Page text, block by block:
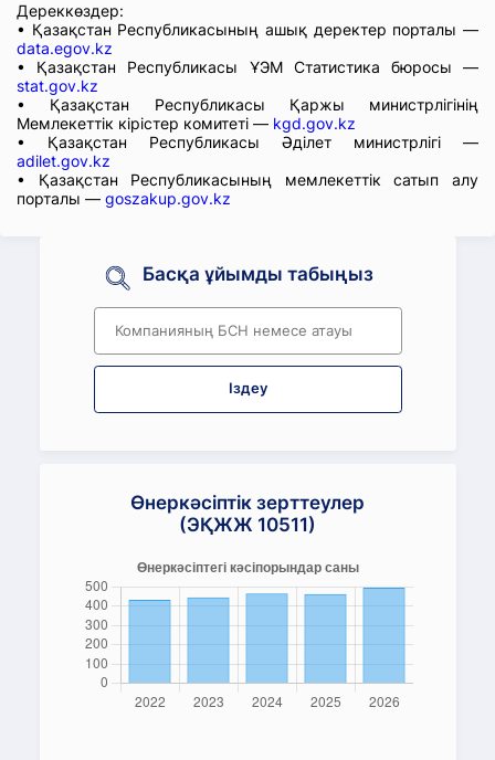
Дереккөздер:
• Қазақстан Республикасының ашық деректер порталы —
data.egov.kz
• Қазақстан Республикасы ҰЭМ Статистика бюросы —
stat.gov.kz
• Қазақстан Республикасы Қаржы министрлігінің
Мемлекеттік кірістер комитеті — kgd.gov.kz
• Қазақстан Республикасы Әділет министрлігі —
adilet.gov.kz
• Қазақстан Республикасының мемлекеттік сатып алу
порталы — goszakup.gov.kz
Басқа ұйымды табыңыз
Іздеу
Өнеркәсіптік зерттеулер
(ЭҚЖЖ 10511)